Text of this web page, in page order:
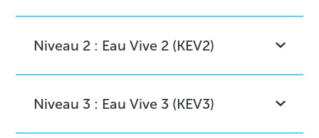
Niveau 2 : Eau Vive 2 (KEV2)
Niveau 3 : Eau Vive 3 (KEV3)